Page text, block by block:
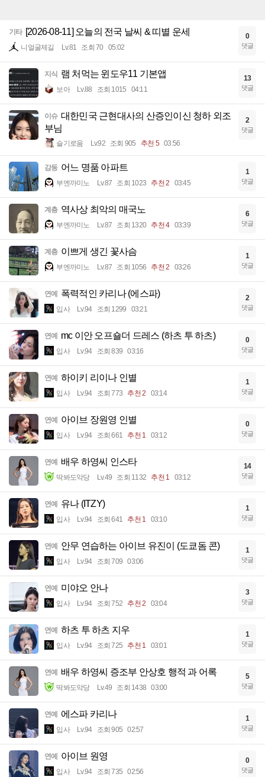
기타 [2026-08-11] 오늘의 전국 날씨 & 띠별 운세
니얼굴제길 Lv.81 조회 70 05:02
0
댓글
지식 램 처먹는 윈도우11 기본앱
보아 Lv.88 조회 1015 04:11
13
댓글
이슈 대한민국 근현대사의 산증인이신 청하 외조
부님
슬기로움 Lv.92 조회 905 추천 5 03:56
2
댓글
감동 어느 명품 아파트
부엔까미노 Lv.87 조회 1023 추천 2 03:45
1
댓글
계층 역사상 최악의 매국노
부엔까미노 Lv.87 조회 1320 추천 4 03:39
6
댓글
계층 이쁘게 생긴 꽃사슴
부엔까미노 Lv.87 조회 1056 추천 2 03:26
1
댓글
연예 폭력적인 카리나 (에스파)
입사 Lv.94 조회 1299 03:21
2
댓글
연예 mc 이안 오프숄더 드레스 (하츠 투 하츠)
입사 Lv.94 조회 839 03:16
0
댓글
연예 하이키 리이나 인별
입사 Lv.94 조회 773 추천 2 03:14
1
댓글
연예 아이브 장원영 인별
입사 Lv.94 조회 661 추천 1 03:12
0
댓글
연예 배우 하영씨 인스타
딱봐도악당 Lv.49 조회 1132 추천 1 03:12
14
댓글
연예 유나 (ITZY)
입사 Lv.94 조회 641 추천 1 03:10
1
댓글
연예 안무 연습하는 아이브 유진이 (도쿄돔 콘)
입사 Lv.94 조회 709 03:06
1
댓글
연예 미야오 안나
입사 Lv.94 조회 752 추천 2 03:04
3
댓글
연예 하츠 투 하츠 지우
입사 Lv.94 조회 725 추천 1 03:01
1
댓글
연예 배우 하영씨 증조부 안상호 행적 과 어록
딱봐도악당 Lv.49 조회 1438 03:00
5
댓글
연예 에스파 카리나
입사 Lv.94 조회 905 02:57
1
댓글
연예 아이브 원영
입사 Lv.94 조회 735 02:56
0
댓글